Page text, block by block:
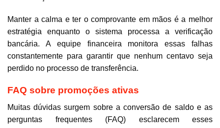
Manter a calma e ter o comprovante em mãos é a melhor
estratégia enquanto o sistema processa a verificação
bancária. A equipe financeira monitora essas falhas
constantemente para garantir que nenhum centavo seja
perdido no processo de transferência.
FAQ sobre promoções ativas
Muitas dúvidas surgem sobre a conversão de saldo e as
perguntas frequentes (FAQ) esclarecem esses